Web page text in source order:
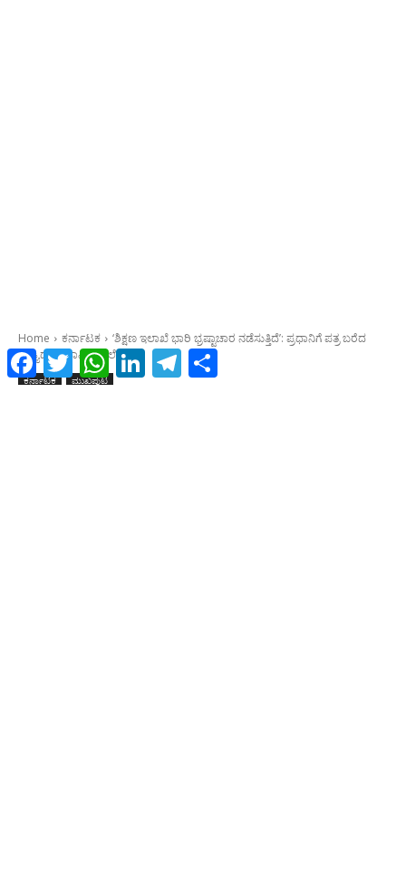
Facebook
TwitterWhatsAppLinkedInTelegram